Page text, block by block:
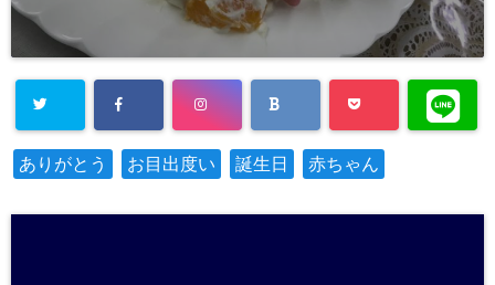
ありがとう お目出度い 誕生日 赤ちゃん